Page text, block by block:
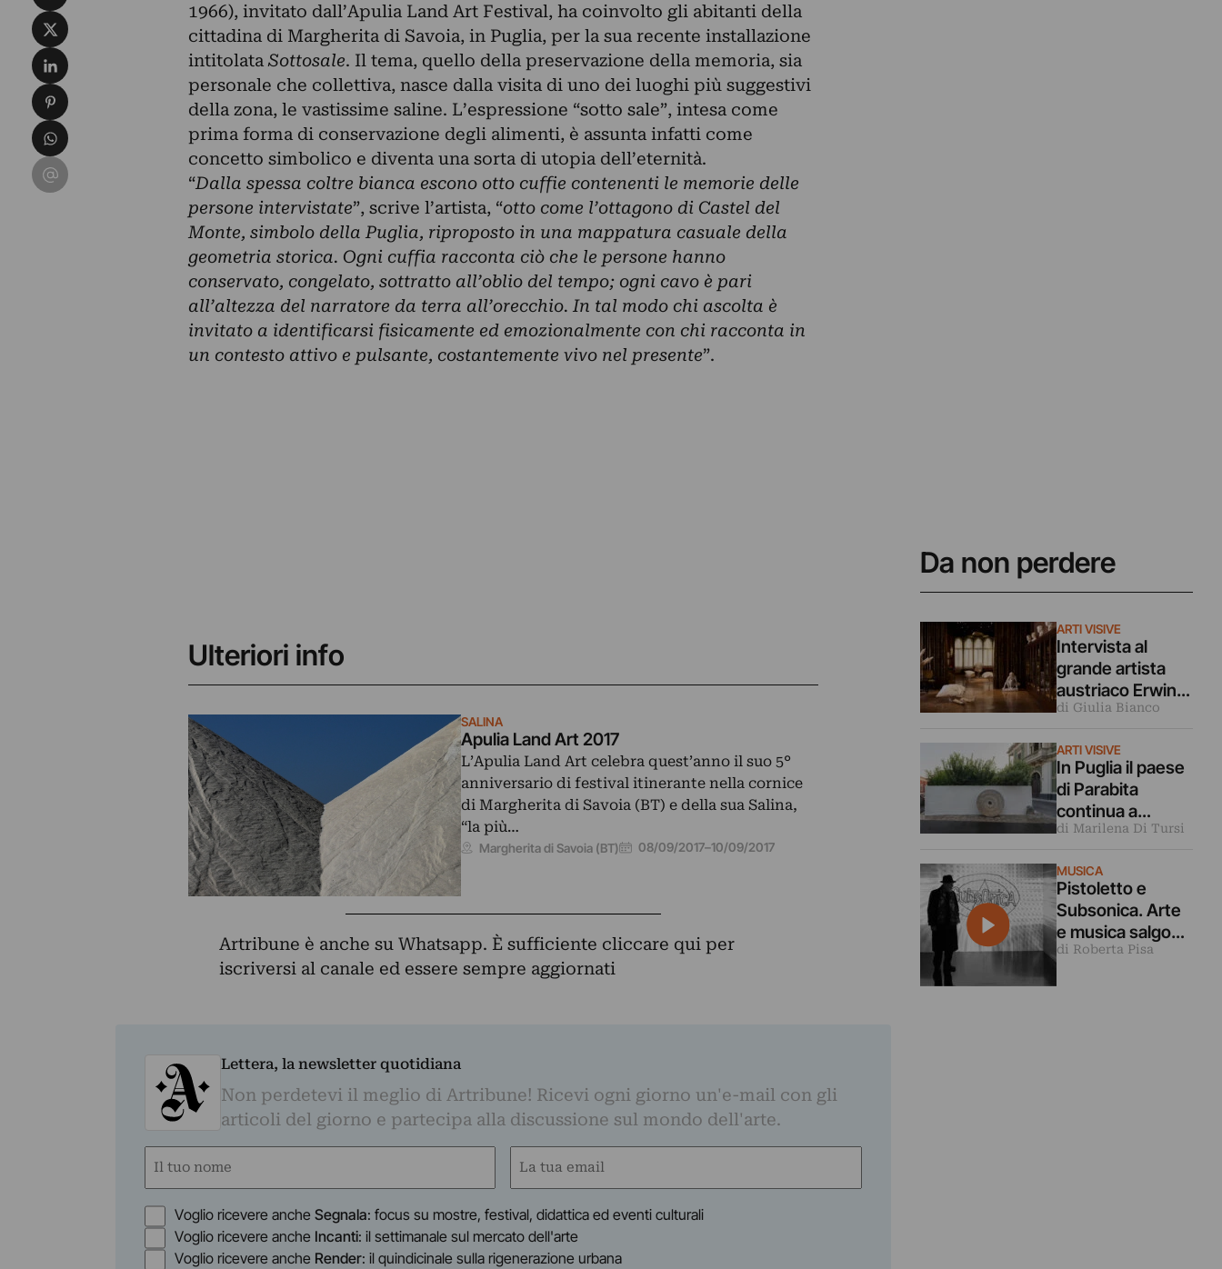
1966), invitato dall’Apulia Land Art Festival, ha coinvolto gli abitanti della
cittadina di Margherita di Savoia, in Puglia, per la sua recente installazione
intitolataSottosale. Il tema, quello della preservazione della memoria, sia
personale che collettiva, nasce dalla visita di uno dei luoghi più suggestivi
della zona, le vastissime saline. L’espressione “sotto sale”, intesa come
prima forma di conservazione degli alimenti, è assunta infatti come
concetto simbolico e diventa una sorta di utopia dell’eternità.
“Dalla spessa coltre bianca escono otto cuffie contenenti le memorie delle
persone intervistate”, scrive l’artista, “otto come l’ottagono di Castel del
Monte, simbolo della Puglia, riproposto in una mappatura casuale della
geometria storica. Ogni cuffia racconta ciò che le persone hanno
conservato, congelato, sottratto all’oblio del tempo; ogni cavo è pari
all’altezza del narratore da terra all’orecchio. In tal modo chi ascolta è
invitato a identificarsi fisicamente ed emozionalmente con chi racconta in
un contesto attivo e pulsante, costantemente vivo nel presente”.
Ulteriori info
SALINA
Apulia Land Art 2017
L’Apulia Land Art celebra quest’anno il suo 5°
anniversario di festival itinerante nella cornice
di Margherita di Savoia (BT) e della sua Salina,
“la più…
Margherita di Savoia (BT) 08/09/2017–10/09/2017
Artribune è anche su Whatsapp. È sufficiente cliccare qui per
iscriversi al canale ed essere sempre aggiornati
Lettera, la newsletter quotidiana
Non perdetevi il meglio di Artribune! Ricevi ogni giorno un'e-mail con gli
articoli del giorno e partecipa alla discussione sul mondo dell'arte.
Nome
Nome
Email
Opzioni
Voglio ricevere anche Segnala: focus su mostre, festival, didattica ed eventi culturali
Voglio ricevere anche Incanti: il settimanale sul mercato dell'arte
Voglio ricevere anche Render: il quindicinale sulla rigenerazione urbana
Da non perdere
ARTI VISIVE
Intervista al
grande artista
austriaco Erwin
Wurm (che è in
a Venezia)
di Giulia Bianco
ARTI VISIVE
In Puglia il paese
di Parabita
continua a
puntare sull’arte
indagando il
sottosuolo
di Marilena Di Tursi
MUSICA
Pistoletto e
Subsonica. Arte
e musica salgono
sul palco a Roma
di Roberta Pisa
Condividi su X
Condividi su LinkedIn
Condividi su Pinterest
Condividi su WhatsApp
Condividi su Email